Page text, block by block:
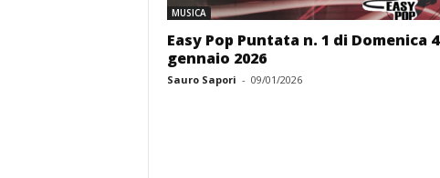
MUSICA
Easy Pop Puntata n. 1 di Domenica 4
gennaio 2026
Sauro Sapori - 09/01/2026